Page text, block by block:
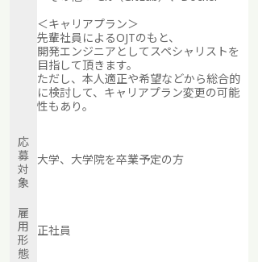
＜キャリアプラン＞
先輩社員によるOJTのもと、
開発エンジニアとしてスペシャリストを
目指して頂きます。
ただし、本人適正や希望などから総合的
に検討して、キャリアプラン変更の可能
性もあり。
応
募
対
象
大学、大学院を卒業予定の方
雇
用
形
態
正社員